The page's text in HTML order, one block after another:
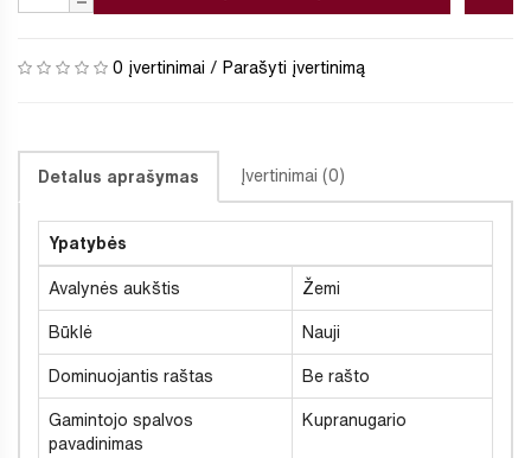
0 įvertinimai / Parašyti įvertinimą
Detalus aprašymas Įvertinimai (0)
Ypatybės
Avalynės aukštis Žemi
Būklė Nauji
Dominuojantis raštas Be rašto
Gamintojo spalvos
pavadinimas
Kupranugario